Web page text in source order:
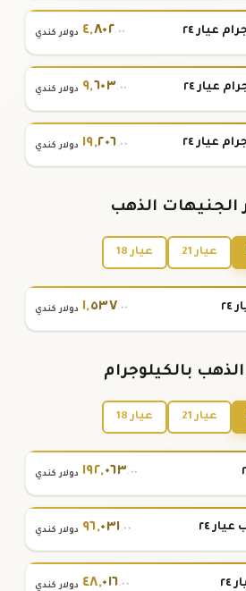
٤,٨٠٢.٠٠ دولار كندي
٩,٦٠٣.٠٠ دولار كندي
١٩,٢٠٦.٠٠ دولار كندي
الجنيهات الذهب
عيار 21 عيار 18
١,٥٣٧.٠٠ دولار كندي
بالكيلوجرام
عيار 21 عيار 18
١٩٢,٠٦٣.٠٠ دولار كندي
٢٤ ٩٦,٠٣١.٠٠ دولار كندي
٤٨,٠١٦.٠٠ دولار كندي